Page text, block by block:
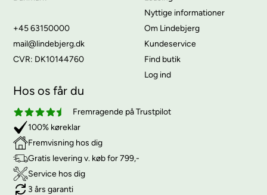
+45 63150000
mail@lindebjerg.dk
CVR: DK10144760
Nyttige informationer
Om Lindebjerg
Kundeservice
Find butik
Log ind
Hos os får du
Fremragende på Trustpilot
100% køreklar
Fremvisning hos dig
Gratis levering v. køb for 799,-
Service hos dig
3 års garanti